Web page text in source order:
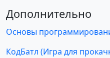
Дополнительно
Основы
КодБатл (Игра для